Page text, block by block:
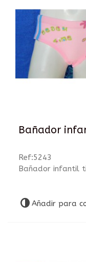
Bañador
Ref:5243
Bañador infantil
Añadir para